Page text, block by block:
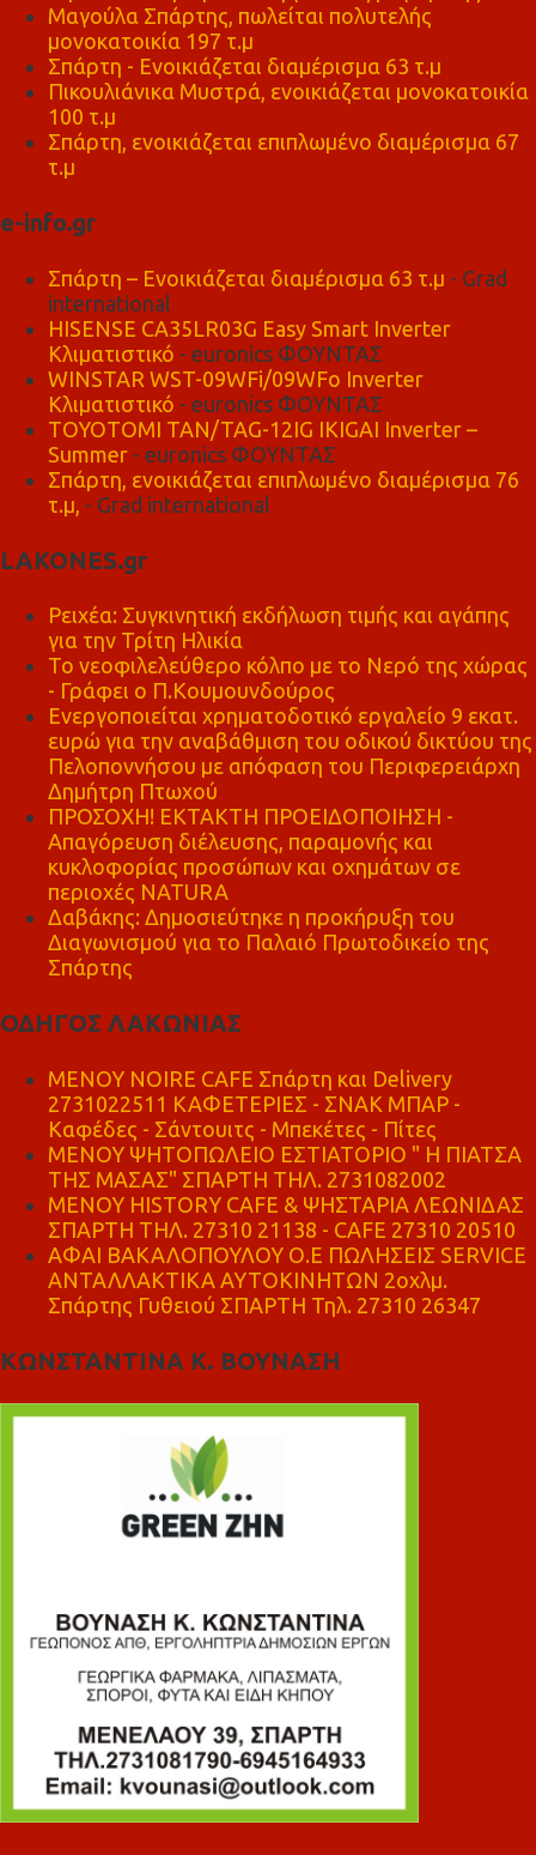
Μαγούλα Σπάρτης, πωλείται πολυτελής
μονοκατοικία 197 τ.μ
Σπάρτη - Ενοικιάζεται διαμέρισμα 63 τ.μ
Πικουλιάνικα Μυστρά, ενοικιάζεται μονοκατοικία
100 τ.μ
Σπάρτη, ενοικιάζεται επιπλωμένο διαμέρισμα 67
τ.μ
e-info.gr
Σπάρτη – Ενοικιάζεται διαμέρισμα 63 τ.μ - Grad
international
HISENSE CA35LR03G Easy Smart Inverter
Κλιματιστικό - euronics ΦΟΥΝΤΑΣ
WINSTAR WST-09WFi/09WFo Inverter
Κλιματιστικό - euronics ΦΟΥΝΤΑΣ
TOYOTOMI TAN/TAG-12IG IKIGAI Inverter –
Summer - euronics ΦΟΥΝΤΑΣ
Σπάρτη, ενοικιάζεται επιπλωμένο διαμέρισμα 76
τ.μ, - Grad international
LAKONES.gr
Ρειχέα: Συγκινητική εκδήλωση τιμής και αγάπης
για την Τρίτη Ηλικία
Το νεοφιλελεύθερο κόλπο με το Νερό της χώρας
- Γράφει ο Π.Κουμουνδούρος
Ενεργοποιείται χρηματοδοτικό εργαλείο 9 εκατ.
ευρώ για την αναβάθμιση του οδικού δικτύου της
Πελοποννήσου με απόφαση του Περιφερειάρχη
Δημήτρη Πτωχού
ΠΡΟΣΟΧΗ! ΕΚΤΑΚΤΗ ΠΡΟΕΙΔΟΠΟΙΗΣΗ -
Απαγόρευση διέλευσης, παραμονής και
κυκλοφορίας προσώπων και οχημάτων σε
περιοχές NATURA
Δαβάκης: Δημοσιεύτηκε η προκήρυξη του
Διαγωνισμού για το Παλαιό Πρωτοδικείο της
Σπάρτης
ΟΔΗΓΟΣ ΛΑΚΩΝΙΑΣ
MENOY NOIRE CAFE Σπάρτη και Delivery
2731022511 ΚΑΦΕΤΕΡΙΕΣ - ΣΝΑΚ ΜΠΑΡ -
Καφέδες - Σάντουιτς - Μπεκέτες - Πίτες
ΜΕΝΟΥ ΨΗΤΟΠΩΛΕΙΟ ΕΣΤΙΑΤΟΡΙΟ " Η ΠΙΑΤΣΑ
ΤΗΣ ΜΑΣΑΣ" ΣΠΑΡΤΗ ΤΗΛ. 2731082002
ΜΕΝΟΥ HISTORY CAFE & ΨΗΣΤΑΡΙΑ ΛΕΩΝΙΔΑΣ
ΣΠΑΡΤΗ ΤΗΛ. 27310 21138 - CAFE 27310 20510
ΑΦΑΙ ΒΑΚΑΛΟΠΟΥΛΟΥ Ο.Ε ΠΩΛΗΣΕΙΣ SERVICE
ΑΝΤΑΛΛΑΚΤΙΚΑ ΑΥΤΟΚΙΝΗΤΩΝ 2οχλμ.
Σπάρτης Γυθειού ΣΠΑΡΤΗ Τηλ. 27310 26347
ΚΩΝΣΤΑΝΤΙΝΑ Κ. ΒΟΥΝΑΣΗ